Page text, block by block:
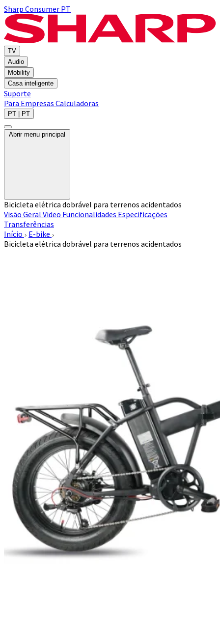
Sharp Consumer PT
TV
Audio
Mobility
Casa inteligente
Suporte
Para Empresas Calculadoras
PT | PT
Abrir menu principal
Bicicleta elétrica dobrável para terrenos acidentados
Visão Geral Video Funcionalidades Especificações
Transferências
Início
E-bike
Bicicleta elétrica dobrável para terrenos acidentados